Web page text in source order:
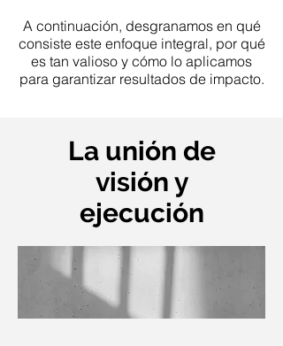
A continuación, desgranamos en qué
consiste este enfoque integral, por qué
es tan valioso y cómo lo aplicamos
para garantizar resultados de impacto.
La unión de
visión y
ejecución